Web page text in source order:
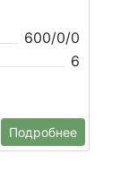
600/0/0
6
Подробнее